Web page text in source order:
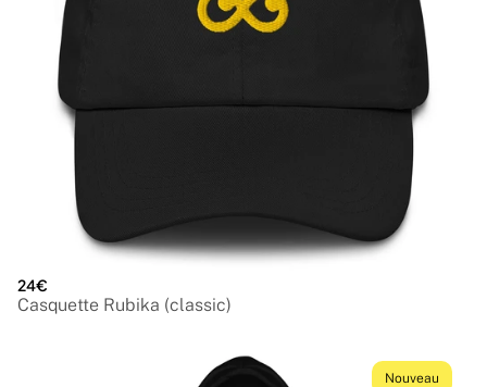
24€
Casquette Rubika (classic)
Nouveau